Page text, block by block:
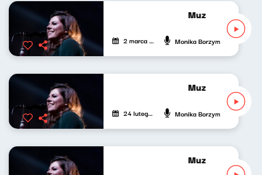
Muzyczny
2 marca 2024 Monika Borzym
Muzyczny
24 lutego 2024 Monika Borzym
Muzyczny